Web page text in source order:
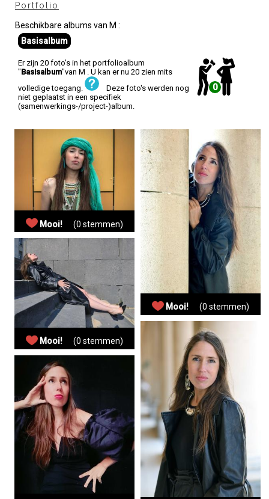
Portfolio
Beschikbare albums van M :
Basisalbum
Er zijn 20 foto's in het portfolioalbum
"Basisalbum"van M . U kan er nu 20 zien mits
volledige toegang.
Deze foto's werden nog
niet geplaatst in een specifiek
(samenwerkings-/project-)album.
0
Mooi! (0 stemmen)
Mooi! (0 stemmen)
Mooi! (0 stemmen)